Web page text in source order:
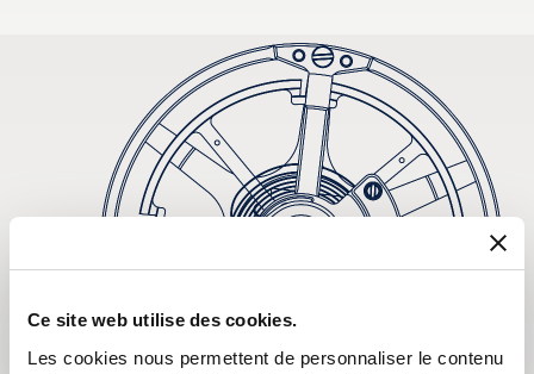
Ce site web utilise des cookies.
Les cookies nous permettent de personnaliser le contenu